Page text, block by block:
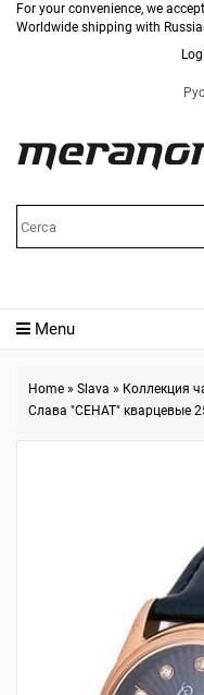
For your convenience, we
Worldwide shipping with
Menu
Home » Slava » Коллекция
Слава "СЕНАТ" кварцевые